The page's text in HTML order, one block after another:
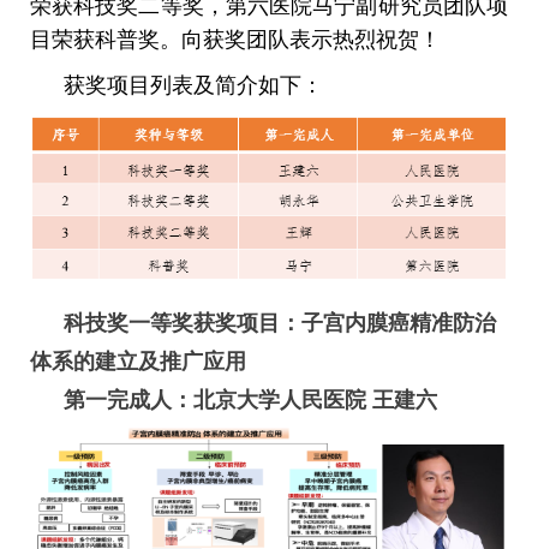
荣获科技奖二等奖，第六医院马宁副研究员团队项
目荣获科普奖。向获奖团队表示热烈祝贺！
获奖项目列表及简介如下：
科技奖一等奖获奖项目：子宫内膜癌精准防治
体系的建立及推广应用
第一完成人：北京大学人民医院 王建六